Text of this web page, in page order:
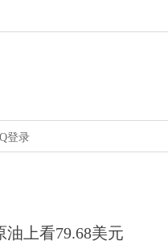
登录
油上看79.68美元